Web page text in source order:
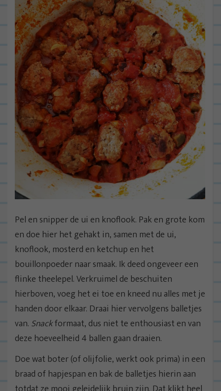
Pel en snipper de ui en knoflook. Pak en grote kom
en doe hier het gehakt in, samen met de ui,
knoflook, mosterd en ketchup en het
bouillonpoeder naar smaak. Ik deed ongeveer een
flinke theelepel. Verkruimel de beschuiten
hierboven, voeg het ei toe en kneed nu alles met je
handen door elkaar. Draai hier vervolgens balletjes
van. Snackformaat, dus niet te enthousiast en van
deze hoeveelheid 4 ballen gaan draaien.
Doe wat boter (of olijfolie, werkt ook prima) in een
braad of hapjespan en bak de balletjes hierin aan